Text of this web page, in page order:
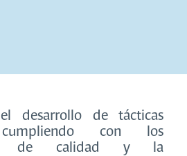
desarrollo de tácticas
cumpliendo con los
de calidad y la